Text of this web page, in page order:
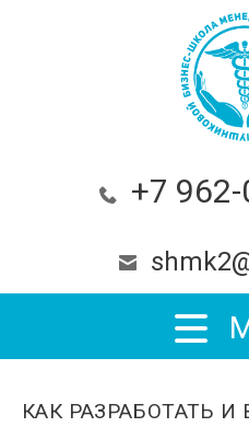
+7
КАК РАЗРАБОТАТЬ